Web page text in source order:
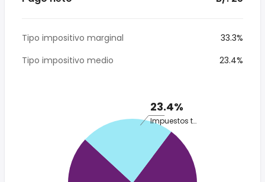
Tipo impositivo marginal
33.3%
Tipo impositivo medio
23.4%
23.4%
Impuestos totales